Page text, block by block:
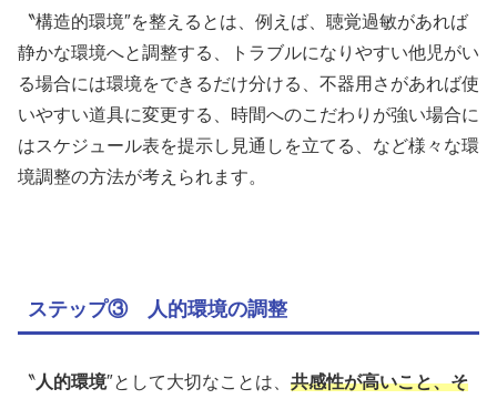
〝構造的環境″を整えるとは、例えば、聴覚過敏があれば
静かな環境へと調整する、トラブルになりやすい他児がい
る場合には環境をできるだけ分ける、不器用さがあれば使
いやすい道具に変更する、時間へのこだわりが強い場合に
はスケジュール表を提示し見通しを立てる、など様々な環
境調整の方法が考えられます。
ステップ③ 人的環境の調整
〝人的環境″として大切なことは、 共感性が高いこと、そ